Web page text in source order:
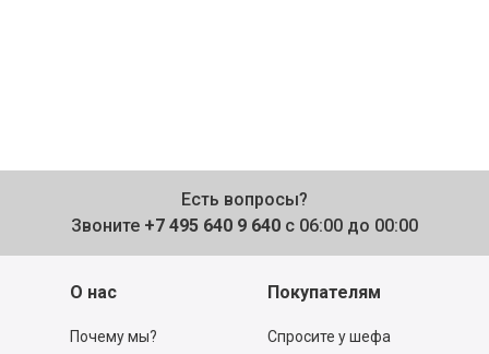
Есть вопросы?
Звоните +7 495 640 9 640 с 06:00 до 00:00
О нас
Почему мы?
Покупателям
Спросите у шефа